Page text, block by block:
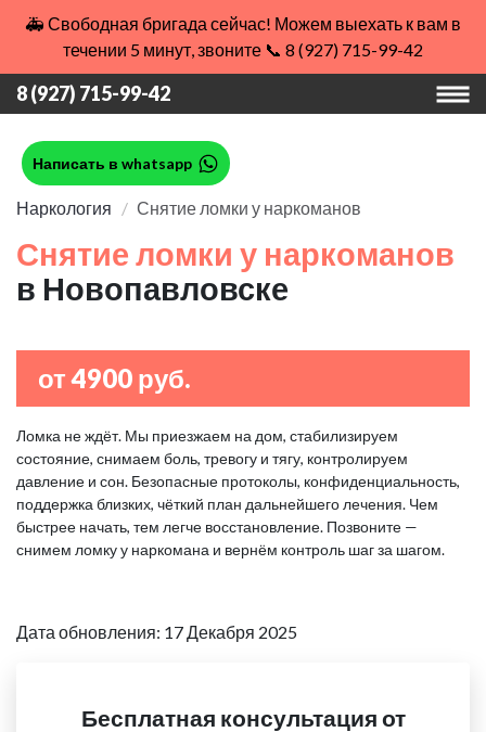
🚑 Свободная бригада сейчас! Можем выехать к вам в
течении 5 минут, звоните 📞 8 (927) 715-99-42
8 (927) 715-99-42
Написать в whatsapp
Наркология Снятие ломки у наркоманов
Снятие ломки у наркоманов
в Новопавловске
от 4900 руб.
Ломка не ждёт. Мы приезжаем на дом, стабилизируем
состояние, снимаем боль, тревогу и тягу, контролируем
давление и сон. Безопасные протоколы, конфиденциальность,
поддержка близких, чёткий план дальнейшего лечения. Чем
быстрее начать, тем легче восстановление. Позвоните —
снимем ломку у наркомана и вернём контроль шаг за шагом.
Дата обновления: 17 Декабря 2025
Бесплатная консультация от